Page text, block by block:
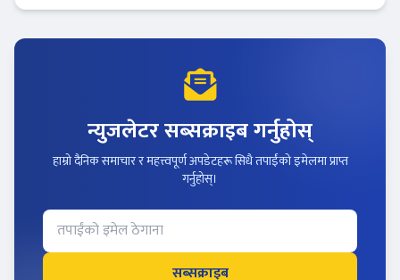
न्युजलेटर सब्सक्राइब गर्नुहोस्
हाम्रो दैनिक समाचार र महत्त्वपूर्ण अपडेटहरू सिधै तपाईंको इमेलमा प्राप्त
गर्नुहोस्।
सब्सक्राइब